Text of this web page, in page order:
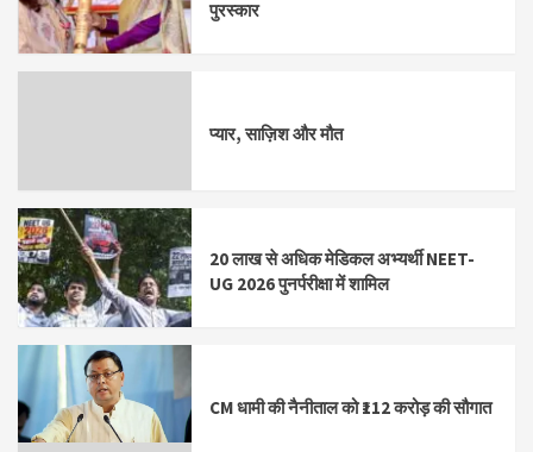
पुरस्कार
प्यार, साज़िश और मौत
20 लाख से अधिक मेडिकल अभ्यर्थी NEET-
UG 2026 पुनर्परीक्षा में शामिल
CM धामी की नैनीताल को ₹112 करोड़ की सौगात